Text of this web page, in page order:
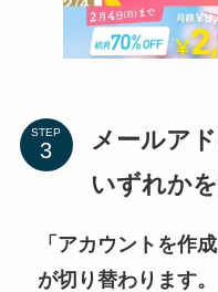
STEP
メールア
いずれか
「アカウントを作
が切り替わります。